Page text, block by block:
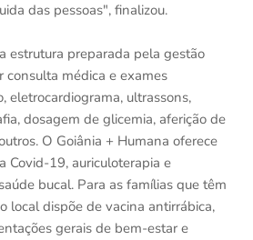
das pessoas", finalizou.
estrutura preparada pela gestão
consulta médica e exames
eletrocardiograma, ultrassons,
dosagem de glicemia, aferição de
O Goiânia + Humana oferece
Covid-19, auriculoterapia e
bucal. Para as famílias que têm
local dispõe de vacina antirrábica,
gerais de bem-estar e